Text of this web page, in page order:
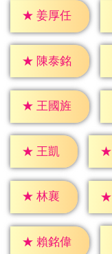
★ 姜厚任
★ 陳泰銘
★ 王國旌
★ 王凱 ★
★ 林襄 ★
★ 賴銘偉